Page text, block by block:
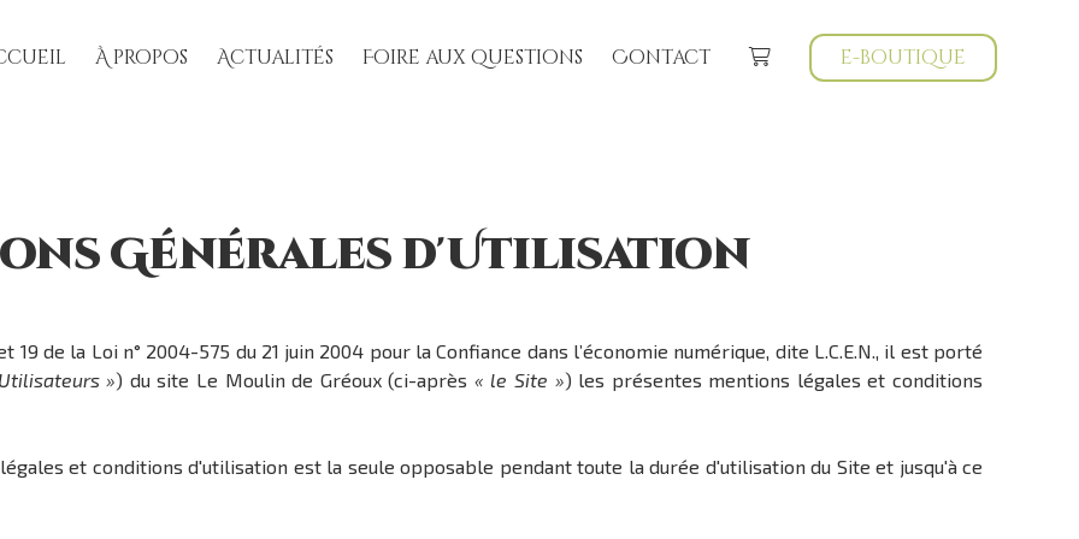
À propos Actualités Foire aux questions Contact e-boutique
Générales d'Utilisation
de la Loi n° 2004-575 du 21 juin 2004 pour la Confiance dans l’économie numérique, dite L.C.E.N., il est porté
») du site Le Moulin de Gréoux (ci-après « le Site ») les présentes mentions légales et conditions
et conditions d'utilisation est la seule opposable pendant toute la durée d'utilisation du Site et jusqu'à ce